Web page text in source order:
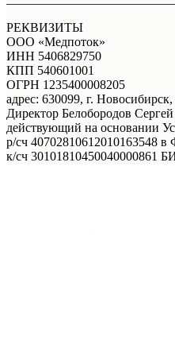
РЕКВИЗИТЫ
ООО «Медпоток»
ИНН 5406829750
КПП 540601001
ОГРН 1235400008205
адрес: 630099, г.
Директор Белобородов
действующий на основании
р/сч 40702810612010163548
к/сч 30101810450040000861